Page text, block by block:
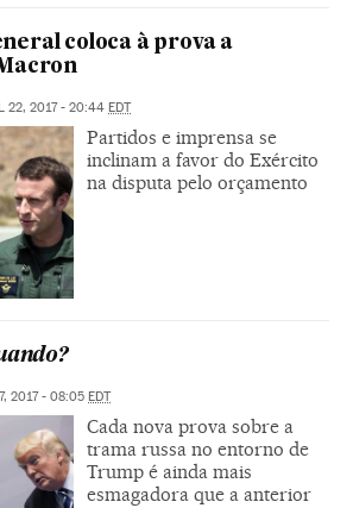
coloca à prova a
22, 2017 - 20:44 EDT
Partidos e imprensa se
inclinam a favor do Exército
na disputa pelo orçamento
2017 - 08:05 EDT
Cada nova prova sobre a
trama russa no entorno de
Trump é ainda mais
esmagadora que a anterior